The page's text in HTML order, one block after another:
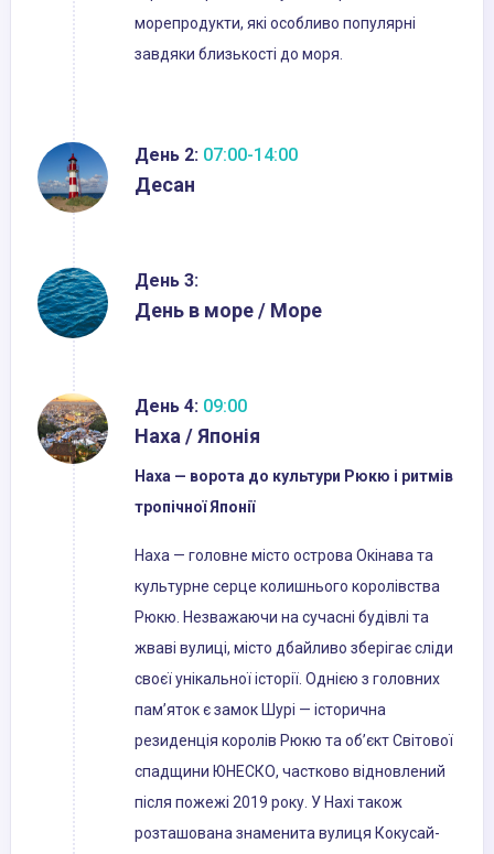
морепродукти, які особливо популярні
завдяки близькості до моря.
День 2: 07:00-14:00
Десан
День 3:
День в море / Море
День 4: 09:00
Наха / Японія
Наха — ворота до культури Рюкю і ритмів
тропічної Японії
Наха — головне місто острова Окінава та
культурне серце колишнього королівства
Рюкю. Незважаючи на сучасні будівлі та
жваві вулиці, місто дбайливо зберігає сліди
своєї унікальної історії. Однією з головних
пам’яток є замок Шурі — історична
резиденція королів Рюкю та об’єкт Світової
спадщини ЮНЕСКО, частково відновлений
після пожежі 2019 року. У Нахі також
розташована знаменита вулиця Кокусай-